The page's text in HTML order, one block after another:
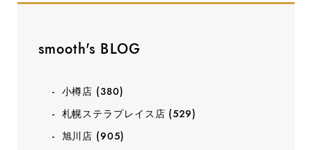
smooth's BLOG
小樽店 (380)
札幌ステラプレイス店 (529)
旭川店 (905)